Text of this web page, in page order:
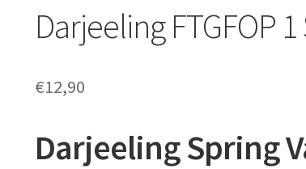
Darjeeling FTGFOP
€12,90
Darjeeling Spring